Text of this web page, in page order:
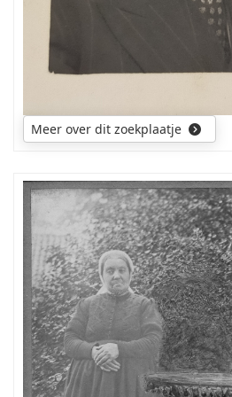
Meer over dit zoekplaatje
wie
heeft
informatie
over
de
mensen
op
de
foto